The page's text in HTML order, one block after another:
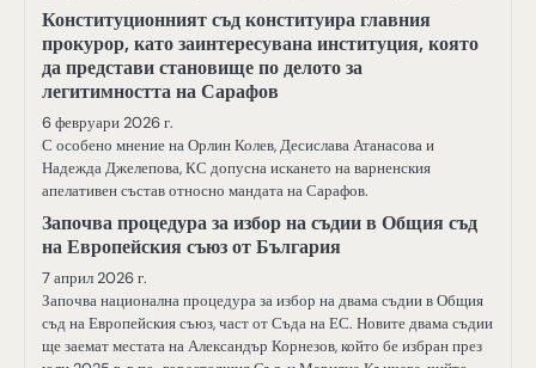
Конституционният съд конституира главния
прокурор, като заинтересувана институция, която
да представи становище по делото за
легитимността на Сарафов
6 февруари 2026 г.
С особено мнение на Орлин Колев, Десислава Атанасова и
Надежда Джелепова, КС допусна искането на варненския
апелативен състав относно мандата на Сарафов.
Започва процедура за избор на съдии в Общия съд
на Европейския съюз от България
7 април 2026 г.
Започва национална процедура за избор на двама съдии в Общия
съд на Европейския съюз, част от Съда на ЕС. Новите двама съдии
ще заемат местата на Александър Корнезов, който бе избран през